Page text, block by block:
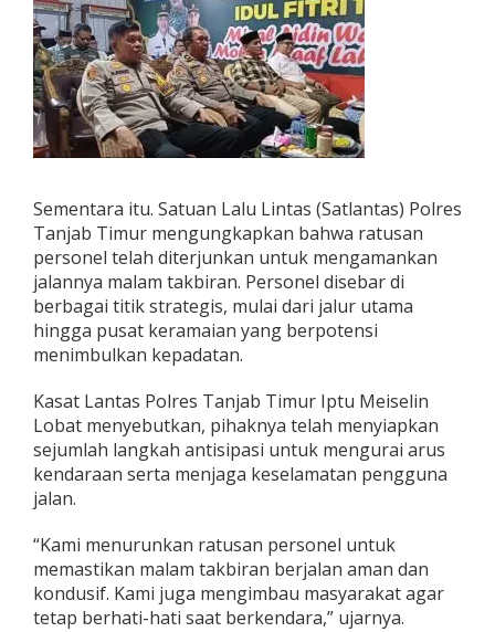
Sementara itu. Satuan Lalu Lintas (Satlantas) Polres
Tanjab Timur mengungkapkan bahwa ratusan
personel telah diterjunkan untuk mengamankan
jalannya malam takbiran. Personel disebar di
berbagai titik strategis, mulai dari jalur utama
hingga pusat keramaian yang berpotensi
menimbulkan kepadatan.
Kasat Lantas Polres Tanjab Timur Iptu Meiselin
Lobat menyebutkan, pihaknya telah menyiapkan
sejumlah langkah antisipasi untuk mengurai arus
kendaraan serta menjaga keselamatan pengguna
jalan.
“Kami menurunkan ratusan personel untuk
memastikan malam takbiran berjalan aman dan
kondusif. Kami juga mengimbau masyarakat agar
tetap berhati-hati saat berkendara,” ujarnya.